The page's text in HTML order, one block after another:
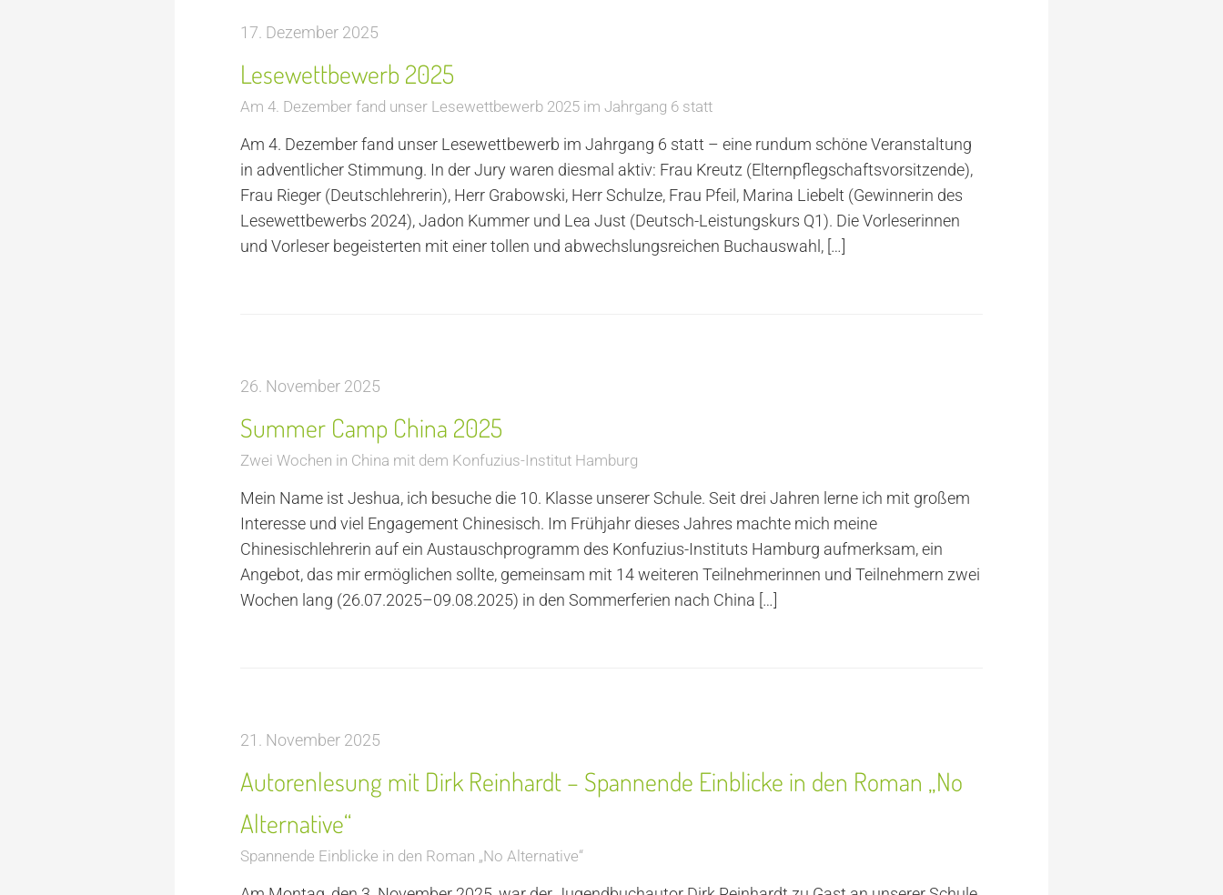
17. Dezember 2025
Lesewettbewerb 2025
Am 4. Dezember fand unser Lesewettbewerb 2025 im Jahrgang 6 statt
Am 4. Dezember fand unser Lesewettbewerb im Jahrgang 6 statt – eine rundum schöne Veranstaltung
in adventlicher Stimmung. In der Jury waren diesmal aktiv: Frau Kreutz (Elternpflegschaftsvorsitzende),
Frau Rieger (Deutschlehrerin), Herr Grabowski, Herr Schulze, Frau Pfeil, Marina Liebelt (Gewinnerin des
Lesewettbewerbs 2024), Jadon Kummer und Lea Just (Deutsch-Leistungskurs Q1). Die Vorleserinnen
und Vorleser begeisterten mit einer tollen und abwechslungsreichen Buchauswahl, […]
26. November 2025
Summer Camp China 2025
Zwei Wochen in China mit dem Konfuzius-Institut Hamburg
Mein Name ist Jeshua, ich besuche die 10. Klasse unserer Schule. Seit drei Jahren lerne ich mit großem
Interesse und viel Engagement Chinesisch. Im Frühjahr dieses Jahres machte mich meine
Chinesischlehrerin auf ein Austauschprogramm des Konfuzius-Instituts Hamburg aufmerksam, ein
Angebot, das mir ermöglichen sollte, gemeinsam mit 14 weiteren Teilnehmerinnen und Teilnehmern zwei
Wochen lang (26.07.2025–09.08.2025) in den Sommerferien nach China […]
21. November 2025
Autorenlesung mit Dirk Reinhardt – Spannende Einblicke in den Roman „No
Alternative“
Spannende Einblicke in den Roman „No Alternative“